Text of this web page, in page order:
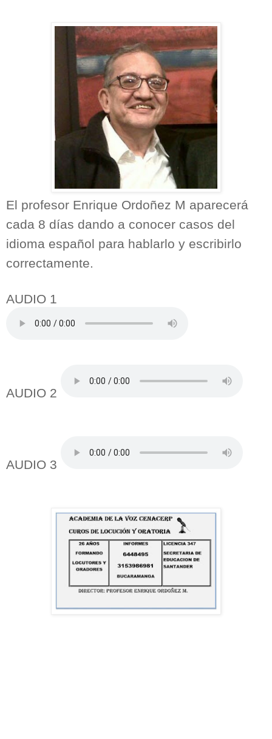
El profesor Enrique Ordoñez M aparecerá
cada 8 días dando a conocer casos del
idioma español para hablarlo y escribirlo
correctamente.
AUDIO 1
AUDIO 2
AUDIO 3